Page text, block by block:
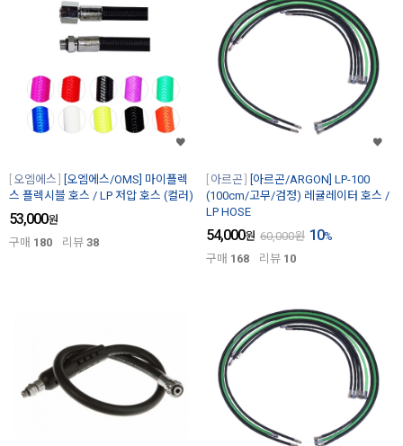
오엠에스
[오엠에스/OMS] 마이플렉
스 플렉시블 호스 / LP 저압 호스 (컬러)
53,000원
구매 180 리뷰 38
아르곤
[아르곤/ARGON] LP-100
(100cm/고무/검정) 레귤레이터 호스 /
LP HOSE
54,000원 60,000원 10%
구매 168 리뷰 10